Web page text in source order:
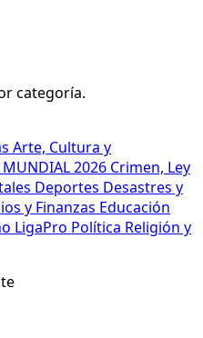
categoría.
Arte, Cultura y
MUNDIAL 2026 Crimen, Ley
Deportes Desastres y
y Finanzas Educación
LigaPro Política Religión y